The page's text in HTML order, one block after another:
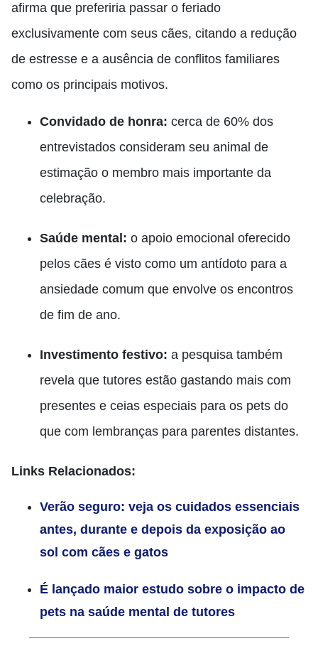
afirma que preferiria passar o feriado
exclusivamente com seus cães, citando a redução
de estresse e a ausência de conflitos familiares
como os principais motivos.
Convidado de honra: cerca de 60% dos
entrevistados consideram seu animal de
estimação o membro mais importante da
celebração.
Saúde mental: o apoio emocional oferecido
pelos cães é visto como um antídoto para a
ansiedade comum que envolve os encontros
de fim de ano.
Investimento festivo: a pesquisa também
revela que tutores estão gastando mais com
presentes e ceias especiais para os pets do
que com lembranças para parentes distantes.
Links Relacionados:
Verão seguro: veja os cuidados essenciais
antes, durante e depois da exposição ao
sol com cães e gatos
É lançado maior estudo sobre o impacto de
pets na saúde mental de tutores